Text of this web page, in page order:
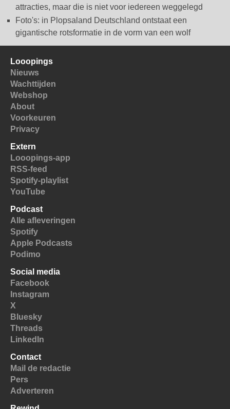
attracties, maar die is niet voor iedereen weggelegd
Foto's: in Plopsaland Deutschland ontstaat een
gigantische rotsformatie in de vorm van een wolf
Looopings
Nieuws
Wachttijden
Webshop
About
Voorkeuren
Privacy
Extern
Looopings-app
RSS-feed
Spotify-playlist
YouTube
Podcast
Alle afleveringen
Spotify
Apple Podcasts
Podimo
Social media
Facebook
Instagram
X
Bluesky
Threads
LinkedIn
Contact
Mail de redactie
Pers
Adverteren